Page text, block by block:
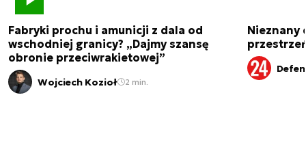
Fabryki prochu i amunicji z dala od
wschodniej granicy? „Dajmy szansę
obronie przeciwrakietowej”
Wojciech Kozioł 2 min.
Nieznany